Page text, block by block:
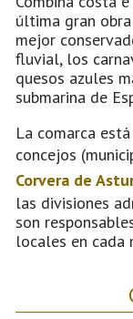
última gran
mejor
fluvial, los
quesos azules
submarina de
La comarca
concejos
Corvera de
las divisiones
son
locales en cada